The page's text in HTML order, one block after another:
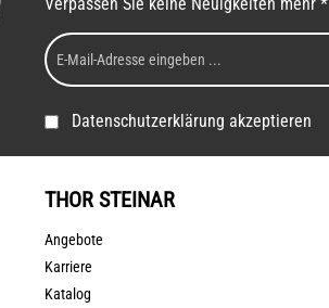
Datenschutzerklärung akzeptieren
THOR STEINAR
Angebote
Karriere
Katalog